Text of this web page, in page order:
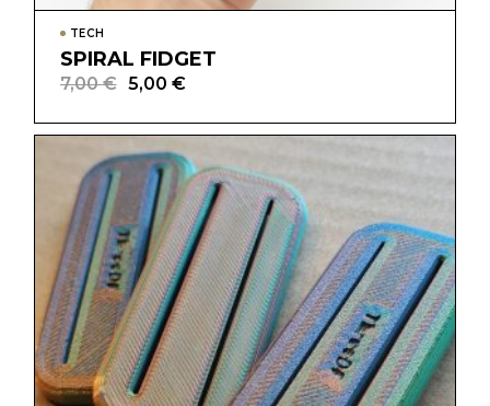
TECH
SPIRAL FIDGET
7,00€
Il
originale
7,00 €.
5,00 €
Il
attuale
5,00 €.